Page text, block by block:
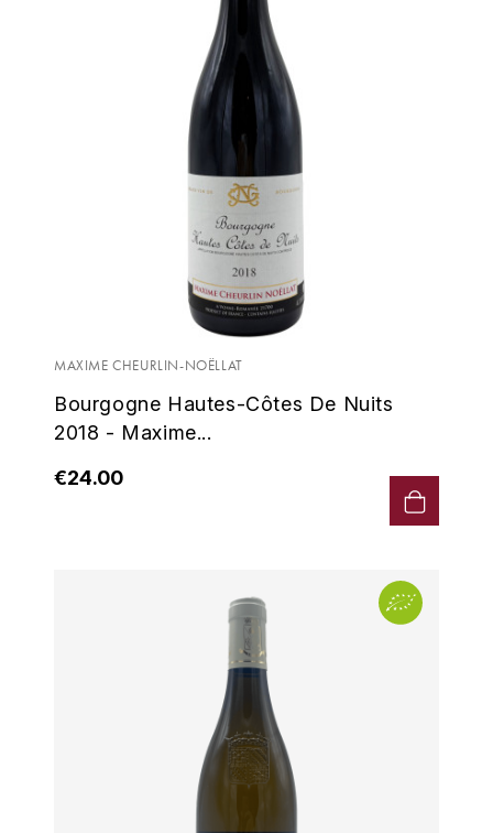
MAXIME CHEURLIN-NOËLLAT
Bourgogne Hautes-Côtes De Nuits
2018 - Maxime...
€24.00